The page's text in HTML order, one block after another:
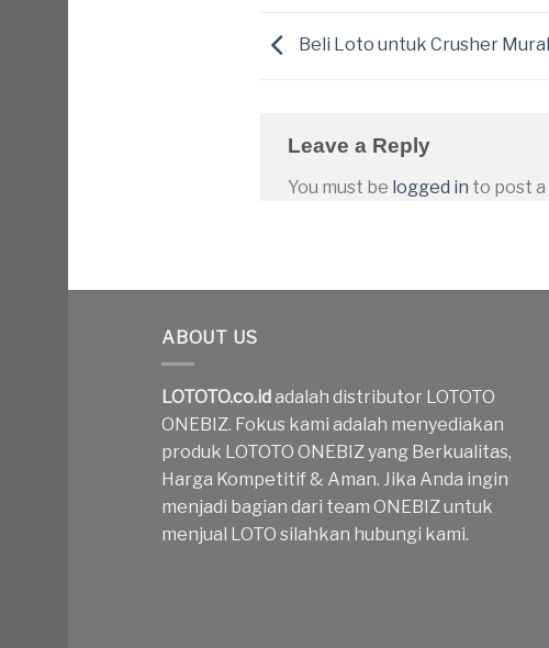
Beli Loto untuk Crusher
Leave a Reply
You must be logged in to post
ABOUT US
LOTOTO.co.id adalah distributor LOTOTO
ONEBIZ. Fokus kami adalah menyediakan
produk LOTOTO ONEBIZ yang Berkualitas,
Harga Kompetitif & Aman. Jika Anda ingin
menjadi bagian dari team ONEBIZ untuk
menjual LOTO silahkan hubungi kami.